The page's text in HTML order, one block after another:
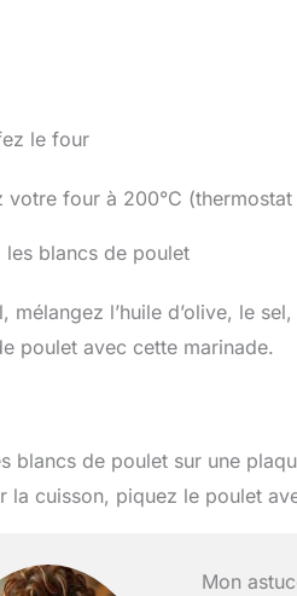
le four
votre four à 200°C
les blancs de poulet
mélangez l’huile d’olive, le
poulet avec cette marinade.
blancs de poulet sur une
la cuisson, piquez le poulet
Mon